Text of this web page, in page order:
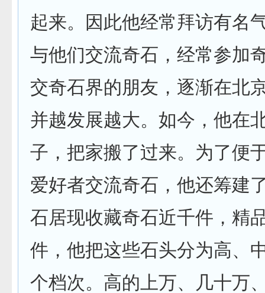
起来。因此他经常拜访有名
与他们交流奇石，经常参加
交奇石界的朋友，逐渐在北
并越发展越大。如今，他在
子，把家搬了过来。为了便
爱好者交流奇石，他还筹建
石居现收藏奇石近千件，精
件，他把这些石头分为高、
个档次。高的上万、几十万